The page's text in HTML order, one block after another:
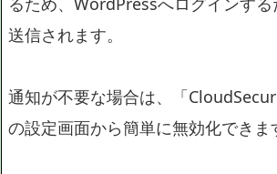
送信されます。
通知が不要な場合は、「
の設定画面から簡単に無効化できま